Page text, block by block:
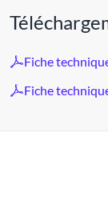
Fiche
Fiche